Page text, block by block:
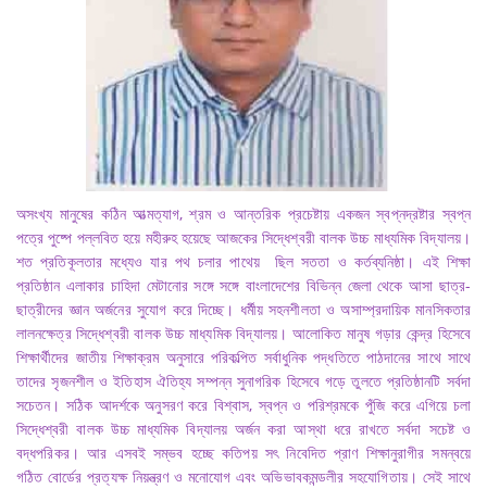
অসংখ্য মানুষের কঠিন আত্মত্যাগ, শ্রম ও আন্তরিক প্রচেষ্টায় একজন স্বপ্নদ্রষ্টার স্বপ্ন
পত্রে পুষ্পে পল্লবিত হয়ে মহীরুহ হয়েছে আজকের সিদ্ধেশ্বরী বালক উচ্চ মাধ্যমিক বিদ্যালয়।
শত প্রতিকূলতার মধ্যেও যার পথ চলার পাথেয় ছিল সততা ও কর্তব্যনিষ্ঠা। এই শিক্ষা
প্রতিষ্ঠান এলাকার চাহিদা মেটানোর সঙ্গে সঙ্গে বাংলাদেশের বিভিন্ন জেলা থেকে আসা ছাত্র-
ছাত্রীদের জ্ঞান অর্জনের সুযোগ করে দিচ্ছে। ধর্মীয় সহনশীলতা ও অসাম্প্রদায়িক মানসিকতার
লালনক্ষেত্র সিদ্ধেশ্বরী বালক উচ্চ মাধ্যমিক বিদ্যালয়। আলোকিত মানুষ গড়ার কেন্দ্র হিসেবে
শিক্ষার্থীদের জাতীয় শিক্ষাক্রম অনুসারে পরিকল্পিত সর্বাধুনিক পদ্ধতিতে পাঠদানের সাথে সাথে
তাদের সৃজনশীল ও ইতিহাস ঐতিহ্য সম্পন্ন সুনাগরিক হিসেবে গড়ে তুলতে প্রতিষ্ঠানটি সর্বদা
সচেতন। সঠিক আদর্শকে অনুসরণ করে বিশ্বাস, স্বপ্ন ও পরিশ্রমকে পুঁজি করে এগিয়ে চলা
সিদ্ধেশ্বরী বালক উচ্চ মাধ্যমিক বিদ্যালয় অর্জন করা আস্থা ধরে রাখতে সর্বদা সচেষ্ট ও
বদ্ধপরিকর। আর এসবই সম্ভব হচ্ছে কতিপয় সৎ নিবেদিত প্রাণ শিক্ষানুরাগীর সমন্বয়ে
গঠিত বোর্ডের প্রত্যক্ষ নিয়ন্ত্রণ ও মনোযোগ এবং অভিভাবকমন্ডলীর সহযোগিতায়। সেই সাথে